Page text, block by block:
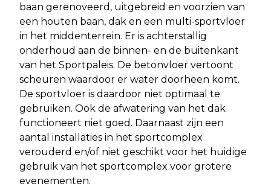
baan gerenoveerd, uitgebreid en voorzien van
een houten baan, dak en een multi-sportvloer
in het middenterrein. Er is achterstallig
onderhoud aan de binnen- en de buitenkant
van het Sportpaleis. De betonvloer vertoont
scheuren waardoor er water doorheen komt.
De sportvloer is daardoor niet optimaal te
gebruiken. Ook de afwatering van het dak
functioneert niet goed. Daarnaast zijn een
aantal installaties in het sportcomplex
verouderd en/of niet geschikt voor het huidige
gebruik van het sportcomplex voor grotere
evenementen.